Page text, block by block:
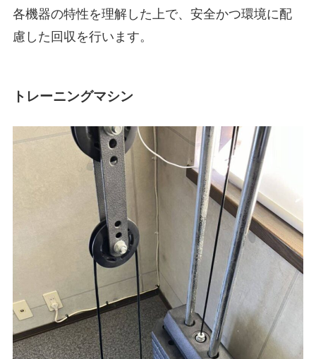
各機器の特性を理解した上で、安全かつ環境に配
慮した回収を行います。
トレーニングマシン